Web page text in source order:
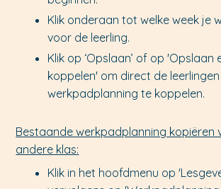
Klik onderaan tot welke week je
voor de leerling.
Klik op ‘Opslaan’ of op 'Opslaan
koppelen' om direct de
werkpadplanning te koppelen.
Bestaande werkpadplanning kopiëren
andere klas:
Klik in het hoofdmenu op